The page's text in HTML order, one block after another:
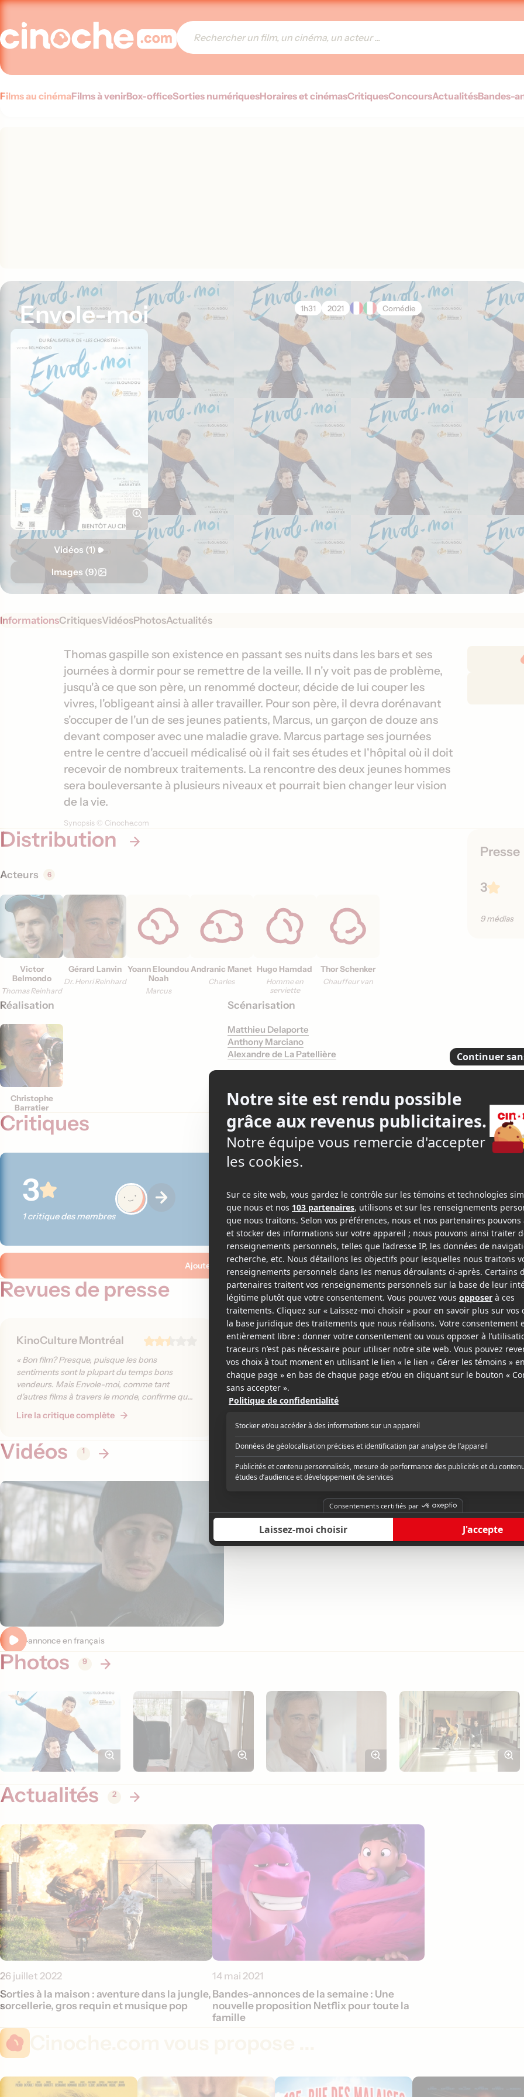
Films au cinémaFilms à venirBox-officeSorties numériquesHoraires et cinémasCritiquesConcoursActualitésBandes-
Envole-moi 1h31 2021 Comédie
Vidéos (1)
Images (9)
InformationsCritiquesVidéosPhotosActualités
n
S
y
n
o
p
s
i
s
Thomas gaspille son existence en passant ses nuits dans les bars et ses
journées à dormir pour se remettre de la veille. Il n'y voit pas de problème,
jusqu'à ce que son père, un renommé docteur, décide de lui couper les
vivres, l'obligeant ainsi à aller travailler. Pour son père, il devra dorénavant
s'occuper de l'un de ses jeunes patients, Marcus, un garçon de douze ans
devant composer avec une maladie grave. Marcus partage ses journées
entre le centre d'accueil médicalisé où il fait ses études et l'hôpital où il doit
recevoir de nombreux traitements. La rencontre des deux jeunes hommes
sera bouleversante à plusieurs niveaux et pourrait bien changer leur vision
de la vie.
Synopsis © Cinoche.com
Distribution
Acteurs 6
Victor
Belmondo
Thomas Reinhard
Gérard Lanvin
Dr. Henri Reinhard
Yoann Eloundou
Noah
Marcus
Andranic Manet
Charles
Hugo Hamdad
Homme en
serviette
Thor Schenker
Chauffeur van
Réalisation
Christophe
Barratier
Scénarisation
Matthieu Delaporte
Anthony Marciano
Alexandre de La Patellière
Presse
3
9 médias
Critiques
3
1 critique des membres
Ajouter ma critique
Revues de presse
KinoCulture Montréal
« Bon film? Presque, puisque les bons
sentiments sont la plupart du temps bons
vendeurs. Mais Envole-moi, comme tant
d'autres films à travers le monde, confirme que
antidote au monde cruel où on vit... »
Lire la critique complète
Le Soleil
« Réalisateur des Choristes, Christophe
Barratier propose un film réconfort avec
Envole-moi, qui nous présente un chouette duo
d'acteurs et un récit de résilience et d'amitié. »
La Presse
« Envole-moi, dont
chanson de Jean-
réinvente pas la
Vidéos 1
Bande-annonce en français
Photos 9
Actualités 2
26 juillet 2022
Sorties à la maison : aventure dans la jungle,
sorcellerie, gros requin et musique pop
14 mai 2021
Bandes-annonces de la semaine : Une
nouvelle proposition Netflix pour toute la
famille